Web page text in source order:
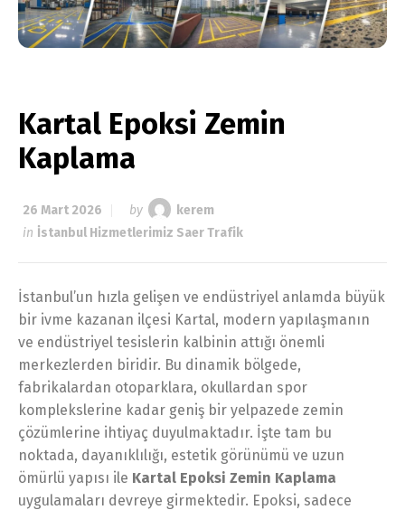
Kartal Epoksi Zemin
Kaplama
26 Mart 2026 by
kerem
in İstanbul Hizmetlerimiz Saer Trafik
İstanbul’un hızla gelişen ve endüstriyel anlamda büyük
bir ivme kazanan ilçesi Kartal, modern yapılaşmanın
ve endüstriyel tesislerin kalbinin attığı önemli
merkezlerden biridir. Bu dinamik bölgede,
fabrikalardan otoparklara, okullardan spor
komplekslerine kadar geniş bir yelpazede zemin
çözümlerine ihtiyaç duyulmaktadır. İşte tam bu
noktada, dayanıklılığı, estetik görünümü ve uzun
ömürlü yapısı ile Kartal Epoksi Zemin Kaplama
uygulamaları devreye girmektedir. Epoksi, sadece